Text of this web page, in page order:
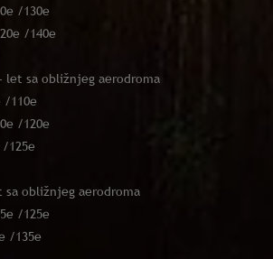
/130e
/140e
let sa obližnjeg aerodroma
/110e
/120e
/125e
sa obližnjeg aerodroma
/125e
/135e